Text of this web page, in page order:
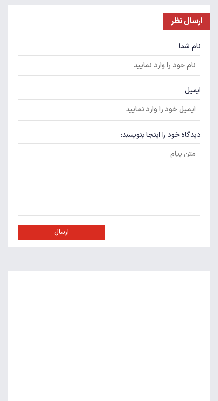
ارسال نظر
نام شما
ایمیل
دیدگاه خود را اینجا بنویسید:
ارسال